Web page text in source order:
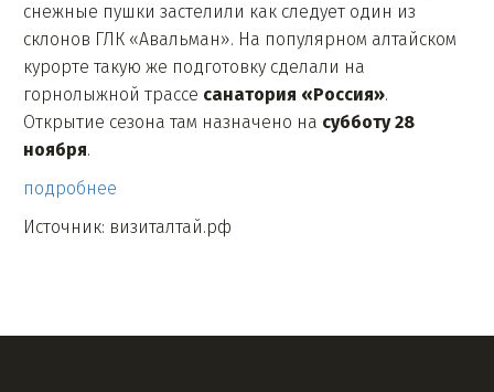
снежные пушки застелили как следует один из
склонов ГЛК «Авальман». На популярном алтайском
курорте такую же подготовку сделали на
горнолыжной трассе санатория «Россия».
Открытие сезона там назначено на субботу 28
ноября.
подробнее
Источник: визиталтай.рф